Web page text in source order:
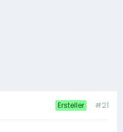
Ersteller #21